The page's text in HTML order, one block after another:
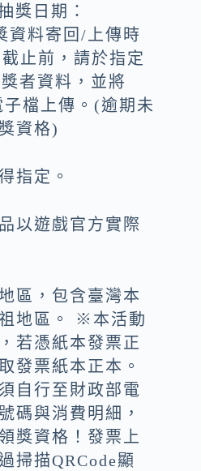
獎日期：
資料寄回/上傳時
止前，請於指定
者資料，並將
子檔上傳。(逾期未
資格)
指定。
以遊戲官方實際
區，包含臺灣本
地區。 ※本活動
若憑紙本發票正
發票紙本正本。
自行至財政部電
碼與消費明細，
獎資格！發票上
掃描QRCode顯